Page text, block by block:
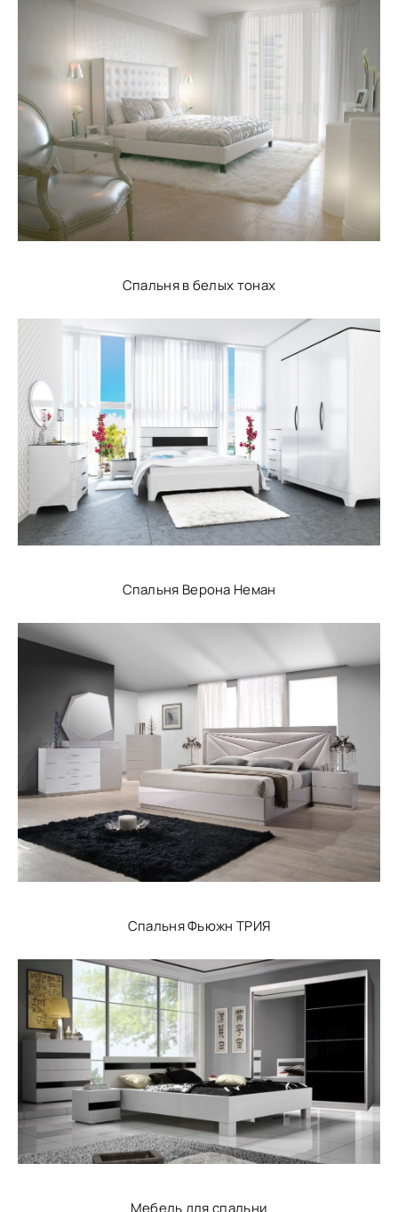
Спальня в белых тонах
Спальня Верона Неман
Спальня Фьюжн ТРИЯ
Мебель для спальни